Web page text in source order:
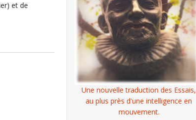
et de
Une nouvelle traduction des Essais,
au plus près d'une intelligence en
mouvement.